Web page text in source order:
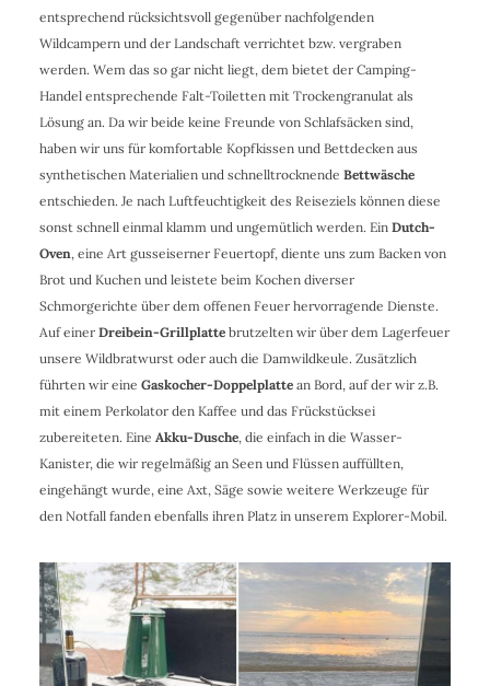
entsprechend rücksichtsvoll gegenüber nachfolgenden
Wildcampern und der Landschaft verrichtet bzw. vergraben
werden. Wem das so gar nicht liegt, dem bietet der Camping-
Handel entsprechende Falt-Toiletten mit Trockengranulat als
Lösung an. Da wir beide keine Freunde von Schlafsäcken sind,
haben wir uns für komfortable Kopfkissen und Bettdecken aus
synthetischen Materialien und schnelltrocknende Bettwäsche
entschieden. Je nach Luftfeuchtigkeit des Reiseziels können diese
sonst schnell einmal klamm und ungemütlich werden. Ein Dutch-
Oven, eine Art gusseiserner Feuertopf, diente uns zum Backen von
Brot und Kuchen und leistete beim Kochen diverser
Schmorgerichte über dem offenen Feuer hervorragende Dienste.
Auf einer Dreibein-Grillplattebrutzelten wir über dem Lagerfeuer
unsere Wildbratwurst oder auch die Damwildkeule. Zusätzlich
führten wir eine Gaskocher-Doppelplattean Bord, auf der wir z.B.
mit einem Perkolator den Kaffee und das Frückstücksei
zubereiteten. Eine Akku-Dusche, die einfach in die Wasser-
Kanister, die wir regelmäßig an Seen und Flüssen auffüllten,
eingehängt wurde, eine Axt, Säge sowie weitere Werkzeuge für
den Notfall fanden ebenfalls ihren Platz in unserem Explorer-Mobil.